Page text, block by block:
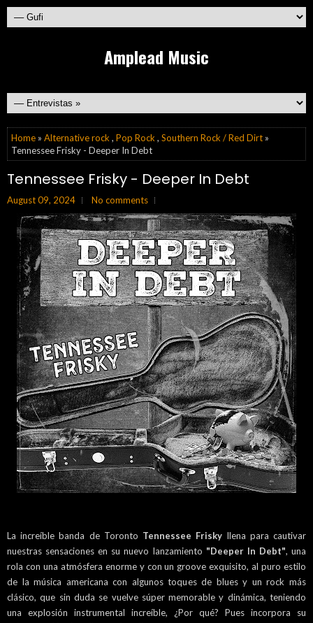
Amplead Music
Home » Alternative rock , Pop Rock , Southern Rock / Red Dirt »
Tennessee Frisky - Deeper In Debt
Tennessee Frisky - Deeper In Debt
August 09, 2024 No comments
La increíble banda de Toronto Tennessee Frisky llena para cautivar
nuestras sensaciones en su nuevo lanzamiento "Deeper In Debt", una
rola con una atmósfera enorme y con un groove exquisito, al puro estilo
de la música americana con algunos toques de blues y un rock más
clásico, que sin duda se vuelve súper memorable y dinámica, teniendo
una explosión instrumental increíble, ¿Por qué? Pues incorpora su